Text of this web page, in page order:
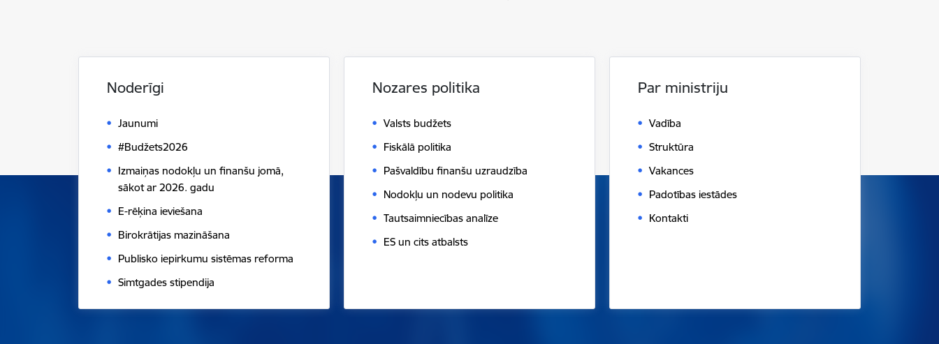
Noderīgi
Jaunumi
#Budžets2026
Izmaiņas nodokļu un finanšu jomā,
sākot ar 2026. gadu
E-rēķina ieviešana
Birokrātijas mazināšana
Publisko iepirkumu sistēmas reforma
Simtgades stipendija
Nozares politika
Valsts budžets
Fiskālā politika
Pašvaldību finanšu uzraudzība
Nodokļu un nodevu politika
Tautsaimniecības analīze
ES un cits atbalsts
Par ministriju
Vadība
Struktūra
Vakances
Padotības iestādes
Kontakti